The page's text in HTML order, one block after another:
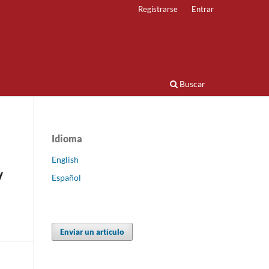
Buscar
Registrarse Entrar
Idioma
English
Español
Enviar un artículo